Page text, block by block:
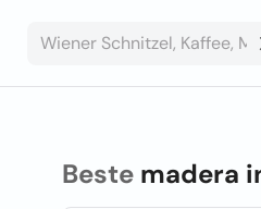
Beste madera